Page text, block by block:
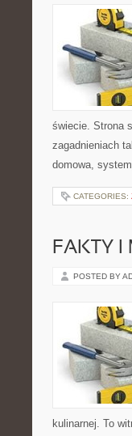
świecie. Strona
zagadnieniach
domowa,
CATEGORIES:
FAKTY I
POSTED BY
kulinarnej. To